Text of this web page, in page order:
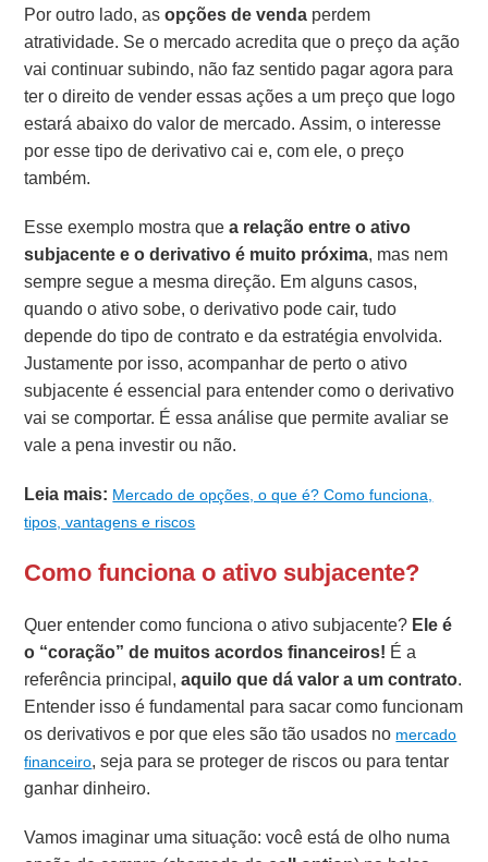
Por outro lado, asopções de venda perdem
atratividade. Se o mercado acredita que o preço da ação
vai continuar subindo, não faz sentido pagar agora para
ter o direito de vender essas ações a um preço que logo
estará abaixo do valor de mercado. Assim, o interesse
por esse tipo de derivativo cai e, com ele, o preço
também.
Esse exemplo mostra quea relação entre o ativo
subjacente e o derivativo é muito próxima, mas nem
sempre segue a mesma direção. Em alguns casos,
quando o ativo sobe, o derivativo pode cair, tudo
depende do tipo de contrato e da estratégia envolvida.
Justamente por isso, acompanhar de perto o ativo
subjacente é essencial para entender como o derivativo
vai se comportar. É essa análise que permite avaliar se
vale a pena investir ou não.
Leia mais: Mercado de opções, o que é? Como funciona,
tipos, vantagens e riscos
Como funciona o ativo subjacente?
Quer entender como funciona o ativo subjacente? Ele é
o “coração” de muitos acordos financeiros! É a
referência principal,aquilo que dá valor a um contrato.
Entender isso é fundamental para sacar como funcionam
os derivativos e por que eles são tão usados no mercado
financeiro, seja para se proteger de riscos ou para tentar
ganhar dinheiro.
Vamos imaginar uma situação: você está de olho numa